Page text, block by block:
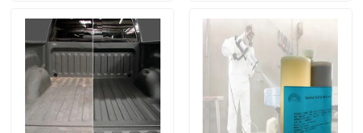
طلب اقتباس
Hightop Mini Excavator
حفر هيدروليكي صغير